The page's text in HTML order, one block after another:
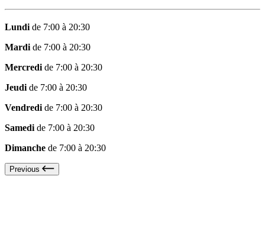
Lundi de 7:00 à 20:30
Mardi de 7:00 à 20:30
Mercredi de 7:00 à 20:30
Jeudi de 7:00 à 20:30
Vendredi de 7:00 à 20:30
Samedi de 7:00 à 20:30
Dimanche de 7:00 à 20:30
Previous